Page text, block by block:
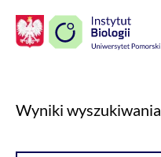
Wyniki wyszukiwania